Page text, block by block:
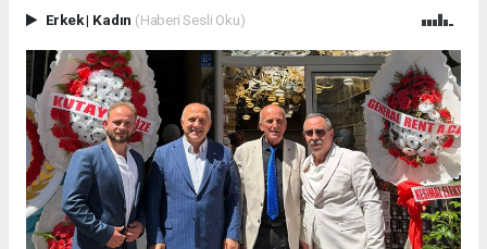
Erkek| Kadın (Haberi Sesli Oku)